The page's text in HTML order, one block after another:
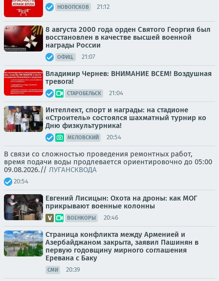
НОВОПСКОВ 21:12
8 августа 2000 года орден Святого Георгия был
восстановлен в качестве высшей военной
награды России
ОФИЦ. 21:07
Владимир Чернев: ВНИМАНИЕ ВСЕМ! Воздушная
тревога!
СТАРОБЕЛЬСК 21:04
Интеллект, спорт и награды: на стадионе
«Строитель» состоялся шахматный турнир ко
Дню физкультурника!
МЕЛОВСКИЙ 20:54
В связи со сложностью проведения ремонтных работ,
время подачи воды продлевается ориентировочно до 05:00
09.08.2026.// ЛУГАНСКВОДА
20:54
Евгений Лисицын: Охота на дроны: как МОГ
прикрывают военные колонны
ВОЕНКОРЫ 20:46
Страница конфликта между Арменией и
Азербайджаном закрыта, заявил Пашинян в
первую годовщину мирного соглашения
Еревана с Баку
СМИ 20:39